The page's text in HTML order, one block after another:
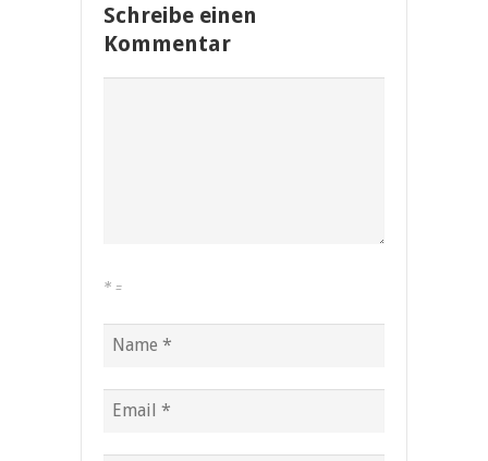
Schreibe einen
Kommentar
* =